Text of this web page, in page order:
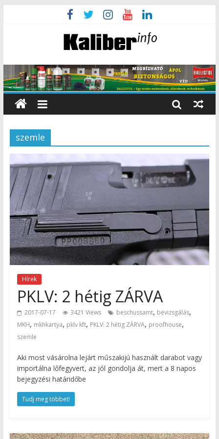
szemle
Hírek
PKLV: 2 hétig ZÁRVA
2017-07-17 3421 Views beschussamt, bevizsgálás,
MKH, mkhkartya, pklv kft, PKLV: 2 hétig ZÁRVA, proofhouse,
szemle
Aki most vásárolna lejárt műszakijú használt darabot vagy
importálna lőfegyvert, az jól gondolja át, mert a 8 napos
bejegyzési határidőbe
Tudj meg többet!